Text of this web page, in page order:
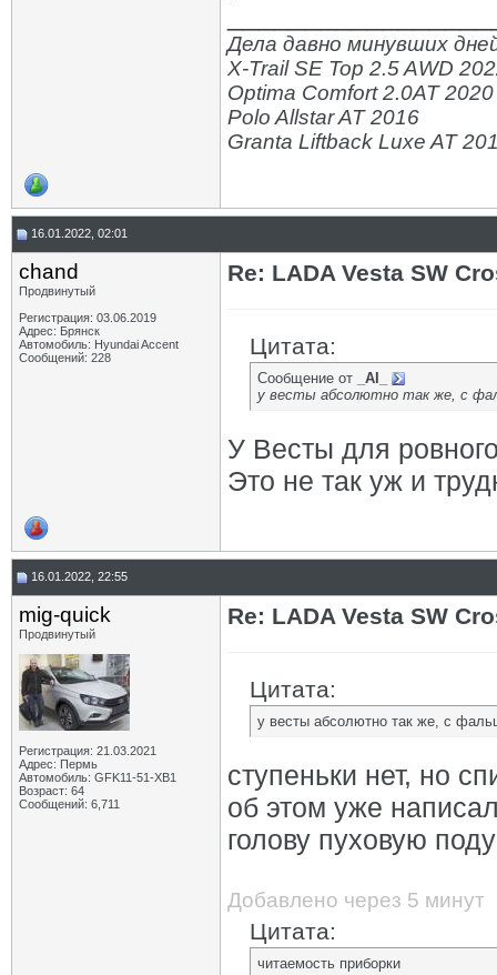
Дела давно минувших
X-Trail SE Top 2.5 AWD
Optima Comfort 2.0AT 2020
Polo Allstar AT 2016
Granta Liftback Luxe AT
16.01.2022, 02:01
chand
Продвинутый
Регистрация: 03.06.2019
Адрес: Брянск
Автомобиль: Hyundai Accent
Сообщений: 228
Re: LADA Vesta SW
Цитата:
Сообщение от
_AI_
у весты абсолютно так же, с
У Весты для
Это не так уж и
16.01.2022, 22:55
mig-quick
Продвинутый
Регистрация: 21.03.2021
Адрес: Пермь
Автомобиль: GFK11-51-ХВ1
Возраст: 64
Сообщений: 6,711
Re: LADA Vesta SW
Цитата:
у весты абсолютно так же, с
ступеньки нет, но
об этом уже
голову пуховую
Добавлено через 5 минут
Цитата:
читаемость приборки